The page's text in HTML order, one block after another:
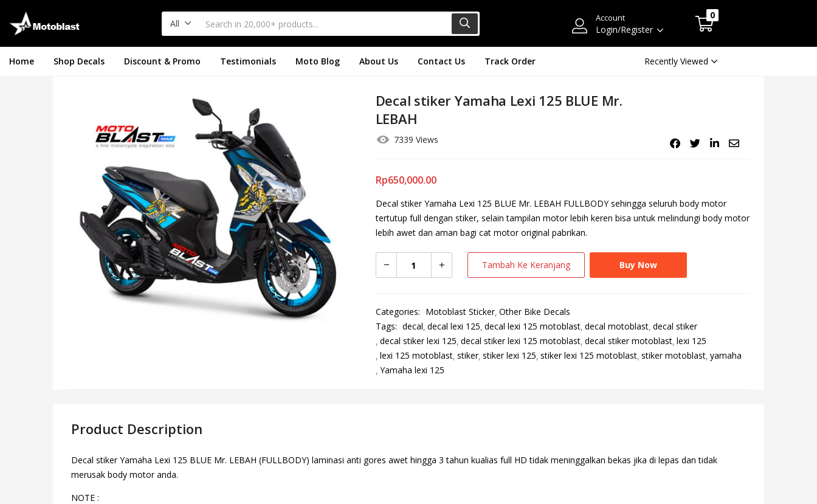
All
Account
Login/Register
0
Home Shop Decals Discount & Promo Testimonials Moto Blog About Us Contact Us Track Order Recently Viewed
Decal stiker Yamaha Lexi 125 BLUE Mr.
LEBAH
7339 Views
Rp650,000.00
Decal stiker Yamaha Lexi 125 BLUE Mr. LEBAH FULLBODY sehingga seluruh body motor
tertutup full dengan stiker, selain tampilan motor lebih keren bisa untuk melindungi body motor
lebih awet dan aman bagi cat motor original pabrikan.
Tambah Ke Keranjang Buy Now
Categories: Motoblast Sticker Other Bike Decals
Tags: decal decal lexi 125 decal lexi 125 motoblast decal motoblast decal stiker
decal stiker lexi 125 decal stiker lexi 125 motoblast decal stiker motoblast lexi 125
lexi 125 motoblast stiker stiker lexi 125 stiker lexi 125 motoblast stiker motoblast yamaha
Yamaha lexi 125
Product Description
Decal stiker Yamaha Lexi 125 BLUE Mr. LEBAH (FULLBODY) laminasi anti gores awet hingga 3 tahun kualias full HD tidak meninggalkan bekas jika di lepas dan tidak
merusak body motor anda.
NOTE :